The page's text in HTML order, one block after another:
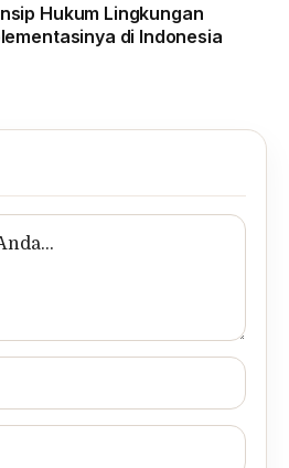
Hukum Lingkungan
di Indonesia